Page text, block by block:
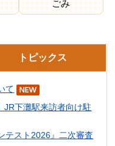
ごみ
トピックス
て
JR下灘駅来訪者向け駐
テスト2026』二次審査